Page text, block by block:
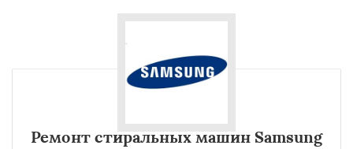
Ремонт стиральных машин Samsung